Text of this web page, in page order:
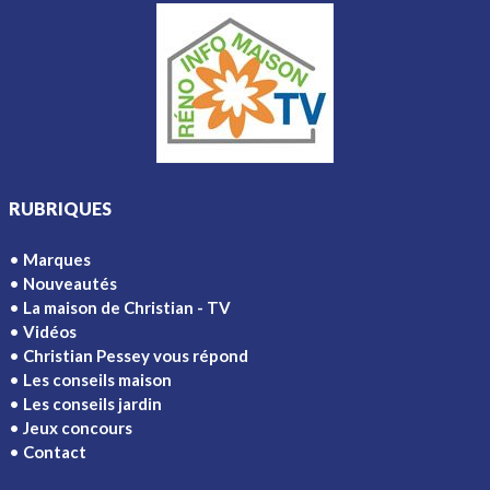
RUBRIQUES
Marques
Nouveautés
La maison de Christian - TV
Vidéos
Christian Pessey vous répond
Les conseils maison
Les conseils jardin
Jeux concours
Contact